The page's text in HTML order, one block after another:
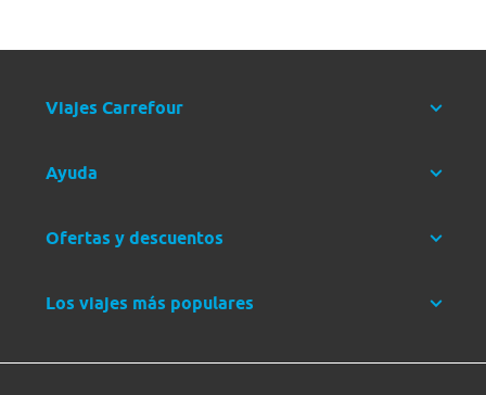
Viajes Carrefour
Ayuda
Ofertas y descuentos
Los viajes más populares